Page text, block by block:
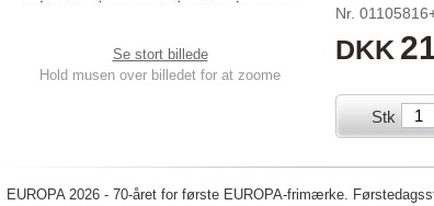
Se stort billede
Hold musen over billedet for at zoome
Nr.
DKK
Stk
EUROPA 2026 - 70-året for første EUROPA-frimærke.